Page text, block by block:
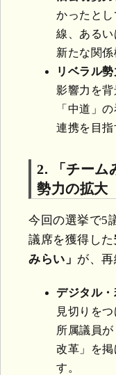
かったと
線、ある
新たな関係
リベラル勢
影響力を
「中道」
連携を目指
2. 「チーム
勢力の拡大
今回の選挙で5
議席を獲得した
みらい」 が、再
デジタル・
見切りを
所属議員
改革」を
す。